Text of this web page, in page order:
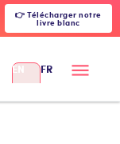
👉 Télécharger notre
livre blanc
EN FR